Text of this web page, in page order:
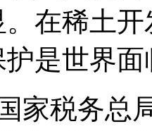
在稀土
是世界
家税务总